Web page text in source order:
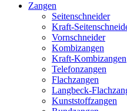
Zangen
Seitenschneider
Kraft-
Vornschneider
Kombizangen
Kraft-Kombizangen
Telefonzangen
Flachzangen
Langbeck-
Kunststoffzangen